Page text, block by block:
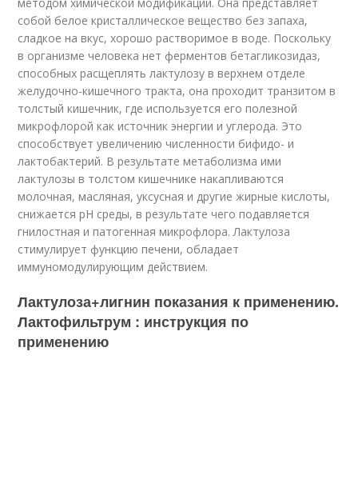
собой белое кристаллическое вещество без запаха,
сладкое на вкус, хорошо растворимое в воде. Поскольку
в организме человека нет ферментов бетагликозидаз,
способных расщеплять лактулозу в верхнем отделе
желудочно-кишечного тракта, она проходит транзитом в
толстый кишечник, где используется его полезной
микрофлорой как источник энергии и углерода. Это
способствует увеличению численности бифидо- и
лактобактерий. В результате метаболизма ими
лактулозы в толстом кишечнике накапливаются
молочная, масляная, уксусная и другие жирные кислоты,
снижается рН среды, в результате чего подавляется
гнилостная и патогенная микрофлора. Лактулоза
стимулирует функцию печени, обладает
иммуномодулирующим действием.
Лактулоза+лигнин показания к применению.
Лактофильтрум : инструкция по
применению